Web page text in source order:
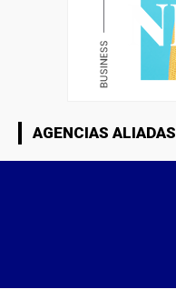
AGENCIAS ALIADAS